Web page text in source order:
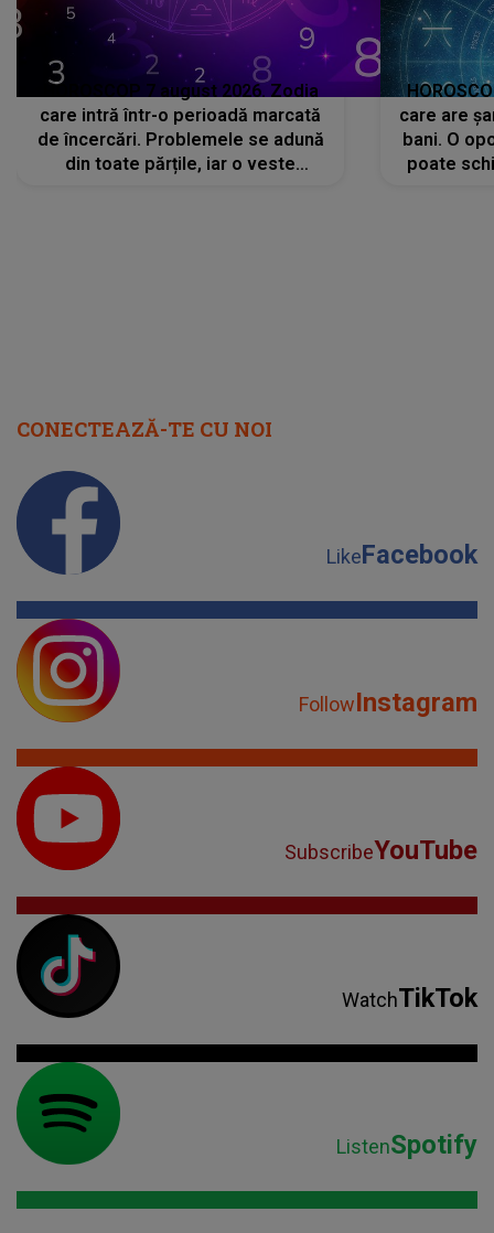
HOROSCOP 7 august 2026. Zodia
care intră într-o perioadă marcată
de încercări. Problemele se adună
din toate părțile, iar o veste
care are
bani. O
poate
CONECTEAZĂ-TE CU NOI
LikeFacebook
FollowInstagram
SubscribeYouTube
WatchTikTok
ListenSpotify